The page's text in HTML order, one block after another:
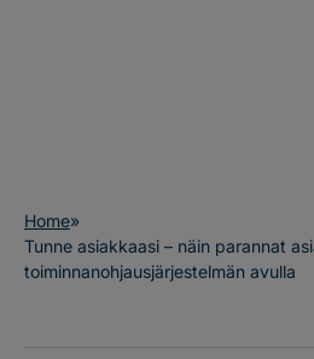
Home»
Tunne asiakkaasi – näin parannat
toiminnanohjausjärjestelmän avulla